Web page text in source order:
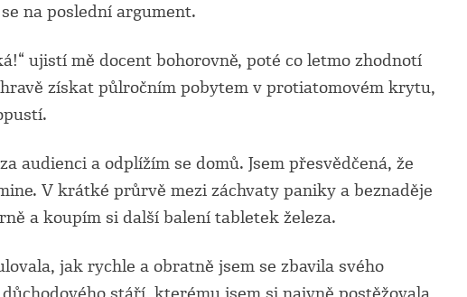
na poslední argument.
ujistí mě docent bohorovně, poté co letmo zhodnotí
získat půlročním pobytem v protiatomovém krytu,
audienci a odplížím se domů. Jsem přesvědčená, že
V krátké průrvě mezi záchvaty paniky a beznaděje
a koupím si další balení tabletek železa.
jak rychle a obratně jsem se zbavila svého